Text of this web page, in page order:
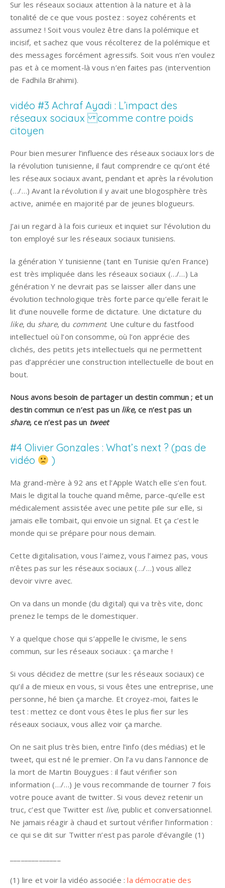
Sur les réseaux sociaux attention à la nature et à la
tonalité de ce que vous postez : soyez cohérents et
assumez ! Soit vous voulez être dans la polémique et
incisif, et sachez que vous récolterez de la polémique et
des messages forcément agressifs. Soit vous n’en voulez
pas et à ce moment-là vous n’en faites pas (intervention
de Fadhila Brahimi).
vidéo #3 Achraf Ayadi : L’impact des
réseaux sociaux comme contre poids
citoyen
Pour bien mesurer l’influence des réseaux sociaux lors de
la révolution tunisienne, il faut comprendre ce qu’ont été
les réseaux sociaux avant, pendant et après la révolution
(…/…) Avant la révolution il y avait une blogosphère très
active, animée en majorité par de jeunes blogueurs.
J’ai un regard à la fois curieux et inquiet sur l’évolution du
ton employé sur les réseaux sociaux tunisiens.
la génération Y tunisienne (tant en Tunisie qu’en France)
est très impliquée dans les réseaux sociaux (…/…) La
génération Y ne devrait pas se laisser aller dans une
évolution technologique très forte parce qu’elle ferait le
lit d’une nouvelle forme de dictature. Une dictature du
like, du share, du comment. Une culture du fastfood
intellectuel où l’on consomme, où l’on apprécie des
clichés, des petits jets intellectuels qui ne permettent
pas d’apprécier une construction intellectuelle de bout en
bout.
Nous avons besoin de partager un destin commun ; et un
destin commun ce n’est pas un like, ce n’est pas un
share, ce n’est pas un tweet
#4 Olivier Gonzales : What’s next ? (pas de
vidéo
)
Ma grand-mère à 92 ans et l’Apple Watch elle s’en fout.
Mais le digital la touche quand même, parce-qu’elle est
médicalement assistée avec une petite pile sur elle, si
jamais elle tombait, qui envoie un signal. Et ça c’est le
monde qui se prépare pour nous demain.
Cette digitalisation, vous l’aimez, vous l’aimez pas, vous
n’êtes pas sur les réseaux sociaux (…/…) vous allez
devoir vivre avec.
On va dans un monde (du digital) qui va très vite, donc
prenez le temps de le domestiquer.
Y a quelque chose qui s’appelle le civisme, le sens
commun, sur les réseaux sociaux : ça marche !
Si vous décidez de mettre (sur les réseaux sociaux) ce
qu’il a de mieux en vous, si vous êtes une entreprise, une
personne, hé bien ça marche. Et croyez-moi, faites le
test : mettez ce dont vous êtes le plus fier sur les
réseaux sociaux, vous allez voir ça marche.
On ne sait plus très bien, entre l’info (des médias) et le
tweet, qui est né le premier. On l’a vu dans l’annonce de
la mort de Martin Bouygues : il faut vérifier son
information (…/…) Je vous recommande de tourner 7 fois
votre pouce avant de twitter. Si vous devez retenir un
truc, c’est que Twitter est live, public et conversationnel.
Ne jamais réagir à chaud et surtout vérifier l’information :
ce qui se dit sur Twitter n’est pas parole d’évangile (1)
(1) lire et voir la vidéo associée :la démocratie des